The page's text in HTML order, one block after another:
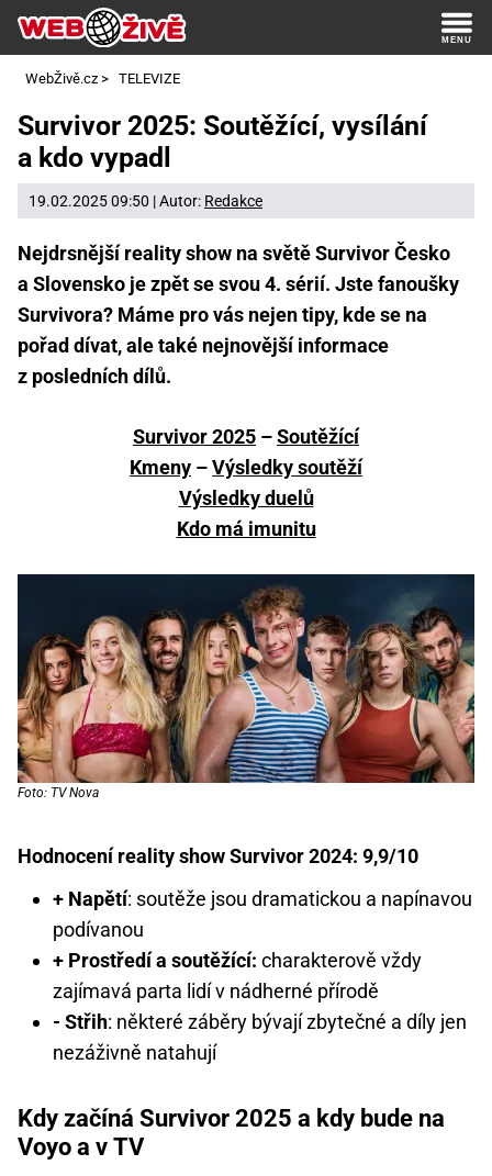
WebŽivě.cz > TELEVIZE
Survivor 2025: Soutěžící, vysílání
a kdo vypadl
19.02.2025 09:50 | Autor: Redakce
Nejdrsnější reality show na světě Survivor Česko
a Slovensko je zpět se svou 4. sérií. Jste fanoušky
Survivora? Máme pro vás nejen tipy, kde se na
pořad dívat, ale také nejnovější informace
z posledních dílů.
Survivor 2025 –Soutěžící
Kmeny –Výsledky soutěží
Výsledky duelů
Kdo má imunitu
Foto: TV Nova
Hodnocení reality show Survivor 2024: 9,9/10
+ Napětí: soutěže jsou dramatickou a napínavou
podívanou
+ Prostředí a soutěžící: charakterově vždy
zajímavá parta lidí v nádherné přírodě
- Střih: některé záběry bývají zbytečné a díly jen
nezáživně natahují
Kdy začíná Survivor 2025 a kdy bude na
Voyo a v TV